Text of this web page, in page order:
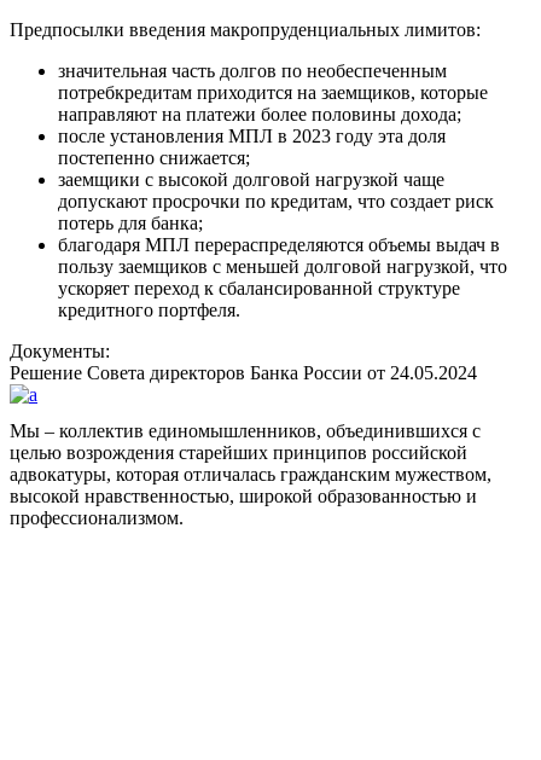
Предпосылки введения макропруденциальных лимитов:
значительная часть долгов по необеспеченным
потребкредитам приходится на заемщиков, которые
направляют на платежи более половины дохода;
после установления МПЛ в 2023 году эта доля
постепенно снижается;
заемщики с высокой долговой нагрузкой чаще
допускают просрочки по кредитам, что создает риск
потерь для банка;
благодаря МПЛ перераспределяются объемы выдач в
пользу заемщиков с меньшей долговой нагрузкой, что
ускоряет переход к сбалансированной структуре
кредитного портфеля.
Документы:
Решение Совета директоров Банка России от 24.05.2024
Мы – коллектив единомышленников, объединившихся с
целью возрождения старейших принципов российской
адвокатуры, которая отличалась гражданским мужеством,
высокой нравственностью, широкой образованностью и
профессионализмом.